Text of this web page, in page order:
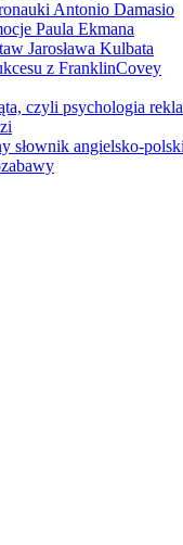
Antonio Damasio
Paula Ekmana
Jarosława Kulbata
z FranklinCovey
czyli psychologia
słownik angielsko-polski